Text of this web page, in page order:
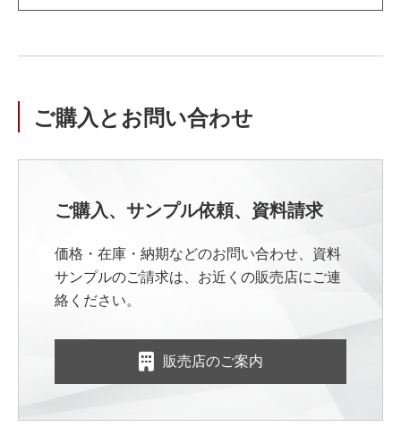
ご購入とお問い合わせ
ご購入、サンプル依頼、資料請求
価格・在庫・納期などのお問い合わせ、資料
サンプルのご請求は、お近くの販売店にご連
絡ください。
販売店のご案内